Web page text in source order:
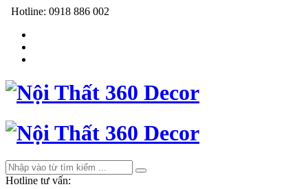
Hotline: 0918 886 002
Hotline tư vấn: